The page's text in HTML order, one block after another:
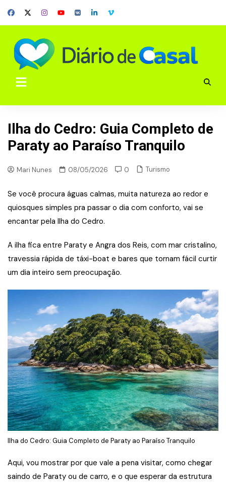
Ilha do Cedro: Guia Completo de
Paraty ao Paraíso Tranquilo
Mari Nunes 08/05/2026 0 Turismo
Se você procura águas calmas, muita natureza ao redor e
quiosques simples pra passar o dia com conforto, vai se
encantar pela Ilha do Cedro.
A ilha fica entre Paraty e Angra dos Reis, com mar cristalino,
travessia rápida de táxi-boat e bares que tornam fácil curtir
um dia inteiro sem preocupação.
Ilha do Cedro: Guia Completo de Paraty ao Paraíso Tranquilo
Aqui, vou mostrar por que vale a pena visitar, como chegar
saindo de Paraty ou de carro, e o que esperar da estrutura